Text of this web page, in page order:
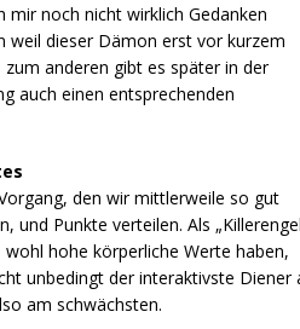
mir noch nicht wirklich Gedanken
weil dieser Dämon erst vor kurzem
anderen gibt es später in der
auch einen entsprechenden
den wir mittlerweile so gut
und Punkte verteilen. Als
hohe körperliche Werte haben,
unbedingt der interaktivste Diener
am schwächsten.